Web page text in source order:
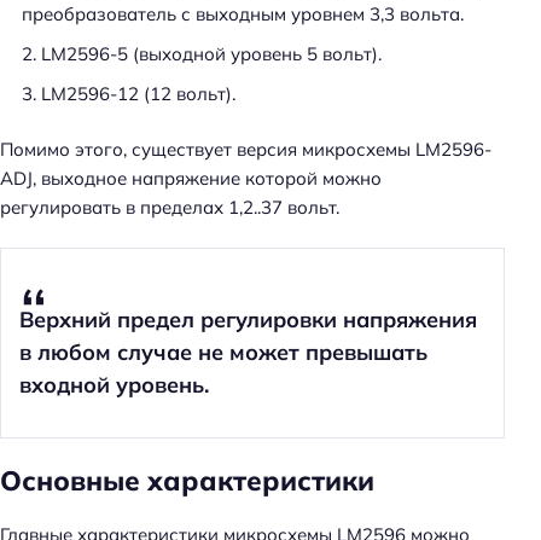
преобразователь с выходным уровнем 3,3 вольта.
LM2596-5 (выходной уровень 5 вольт).
LM2596-12 (12 вольт).
Помимо этого, существует версия микросхемы LM2596-
ADJ, выходное напряжение которой можно
регулировать в пределах 1,2..37 вольт.
Верхний предел регулировки напряжения
в любом случае не может превышать
входной уровень.
Основные характеристики
Главные характеристики микросхемы LM2596 можно